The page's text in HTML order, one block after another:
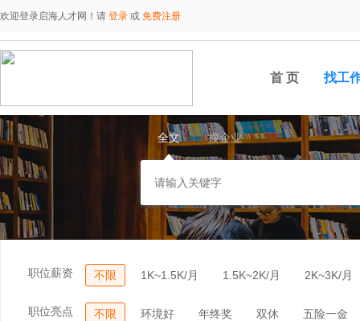
欢迎登录启海人才网！请 登录 或 免费注册
首 页 找工
全文 搜企业
职位薪资 不限 1K~1.5K/月 1.5K~2K/月 2K~3K/月
职位亮点 不限 环境好 年终奖 双休 五险一金